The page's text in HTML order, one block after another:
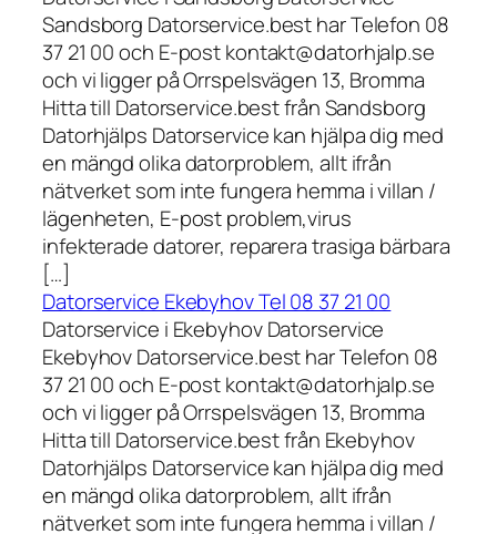
Sandsborg Datorservice.best har Telefon 08
37 21 00 och E-post kontakt@datorhjalp.se
och vi ligger på Orrspelsvägen 13, Bromma
Hitta till Datorservice.best från Sandsborg
Datorhjälps Datorservice kan hjälpa dig med
en mängd olika datorproblem, allt ifrån
nätverket som inte fungera hemma i villan /
lägenheten, E-post problem,virus
infekterade datorer, reparera trasiga bärbara
[…]
Datorservice Ekebyhov Tel 08 37 21 00
Datorservice i Ekebyhov Datorservice
Ekebyhov Datorservice.best har Telefon 08
37 21 00 och E-post kontakt@datorhjalp.se
och vi ligger på Orrspelsvägen 13, Bromma
Hitta till Datorservice.best från Ekebyhov
Datorhjälps Datorservice kan hjälpa dig med
en mängd olika datorproblem, allt ifrån
nätverket som inte fungera hemma i villan /